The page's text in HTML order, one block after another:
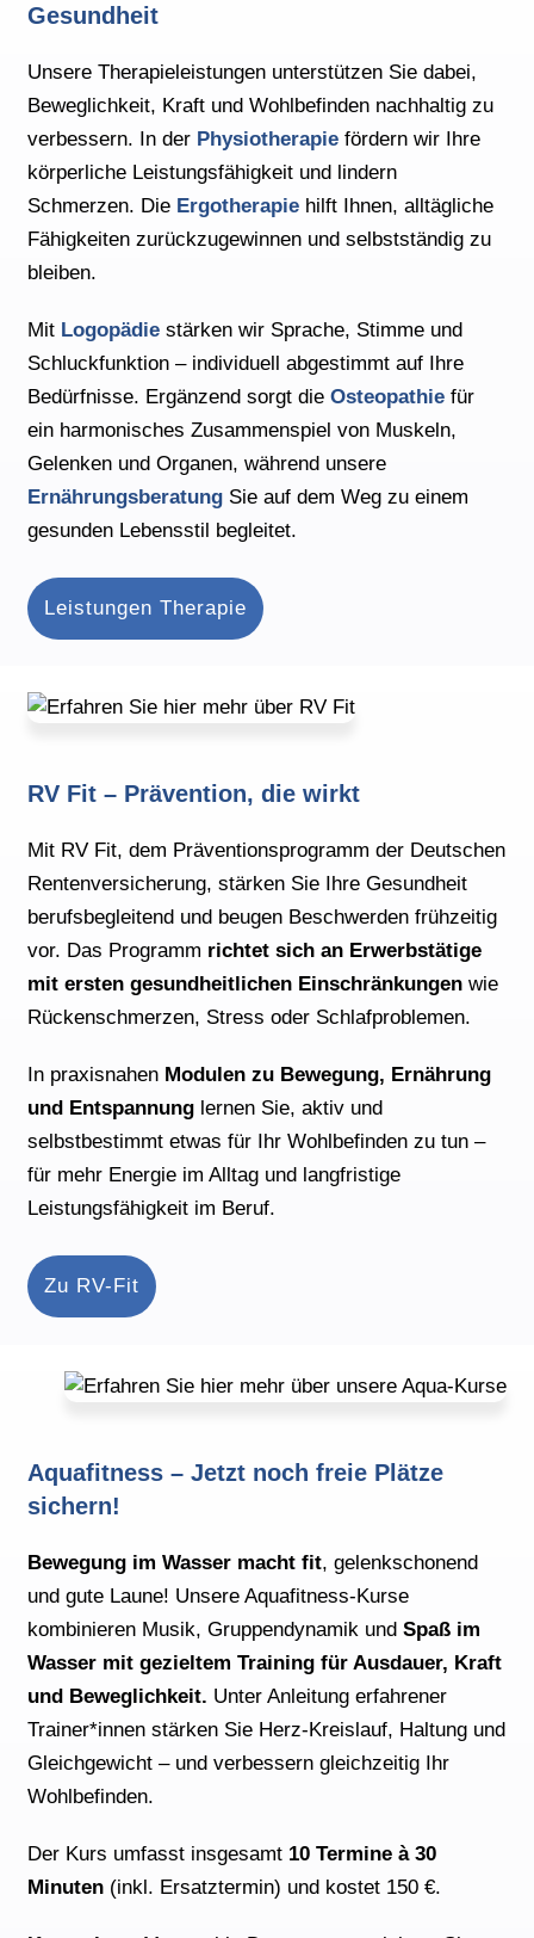
Gesundheit
Unsere Therapieleistungen unterstützen Sie dabei,
Beweglichkeit, Kraft und Wohlbefinden nachhaltig zu
verbessern. In der Physiotherapie fördern wir Ihre
körperliche Leistungsfähigkeit und lindern
Schmerzen. Die Ergotherapie hilft Ihnen, alltägliche
Fähigkeiten zurückzugewinnen und selbstständig zu
bleiben.
Mit Logopädie stärken wir Sprache, Stimme und
Schluckfunktion – individuell abgestimmt auf Ihre
Bedürfnisse. Ergänzend sorgt dieOsteopathie für
ein harmonisches Zusammenspiel von Muskeln,
Gelenken und Organen, während unsere
Ernährungsberatung Sie auf dem Weg zu einem
gesunden Lebensstil begleitet.
Leistungen Therapie
RV Fit – Prävention, die wirkt
Mit RV Fit, dem Präventionsprogramm der Deutschen
Rentenversicherung, stärken Sie Ihre Gesundheit
berufsbegleitend und beugen Beschwerden frühzeitig
vor. Das Programm richtet sich an Erwerbstätige
mit ersten gesundheitlichen Einschränkungen wie
Rückenschmerzen, Stress oder Schlafproblemen.
In praxisnahen Modulen zu Bewegung, Ernährung
und Entspannung lernen Sie, aktiv und
selbstbestimmt etwas für Ihr Wohlbefinden zu tun –
für mehr Energie im Alltag und langfristige
Leistungsfähigkeit im Beruf.
Zu RV-Fit
Aquafitness – Jetzt noch freie Plätze
sichern!
Bewegung im Wasser macht fit, gelenkschonend
und gute Laune! Unsere Aquafitness-Kurse
kombinieren Musik, Gruppendynamik undSpaß im
Wasser mit gezieltem Training für Ausdauer, Kraft
und Beweglichkeit. Unter Anleitung erfahrener
Trainer*innen stärken Sie Herz-Kreislauf, Haltung und
Gleichgewicht – und verbessern gleichzeitig Ihr
Wohlbefinden.
Der Kurs umfasst insgesamt 10 Termine à 30
Minuten (inkl. Ersatztermin) und kostet 150 €.